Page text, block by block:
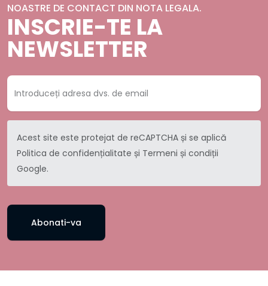
NOASTRE DE CONTACT DIN NOTA LEGALA.
INSCRIE-TE LA
NEWSLETTER
Acest site este protejat de reCAPTCHA și se aplică
Politica de confidențialitate și Termeni și condiții
Google.
Abonati-va